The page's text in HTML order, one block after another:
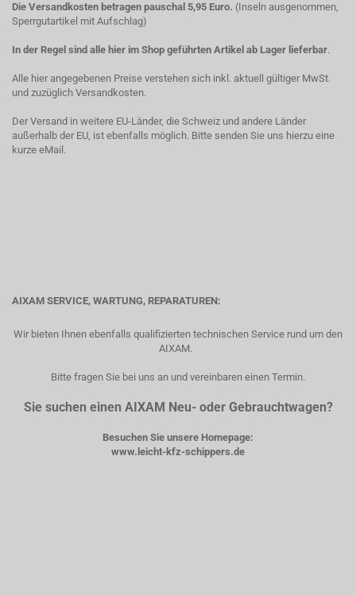
Die Versandkosten betragen pauschal 5,95 Euro. (Inseln ausgenommen,
Sperrgutartikel mit Aufschlag)
In der Regel sind alle hier im Shop geführten Artikel ab Lager lieferbar.
Alle hier angegebenen Preise verstehen sich inkl. aktuell gültiger MwSt.
und zuzüglich Versandkosten.
Der Versand in weitere EU-Länder, die Schweiz und andere Länder
außerhalb der EU, ist ebenfalls möglich. Bitte senden Sie uns hierzu eine
kurze eMail.
AIXAM SERVICE, WARTUNG, REPARATUREN:
Wir bieten Ihnen ebenfalls qualifizierten technischen Service rund um den
AIXAM.
Bitte fragen Sie bei uns an und vereinbaren einen Termin.
Sie suchen einen AIXAM Neu- oder Gebrauchtwagen?
Besuchen Sie unsere Homepage:
www.leicht-kfz-schippers.de